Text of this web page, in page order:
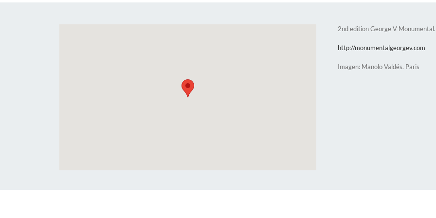
2nd edition George V
http://monumentalgeorgev.com
Imagen: Manolo Valdés. Paris